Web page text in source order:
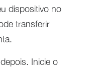
dispositivo no
transferir
Inicie o